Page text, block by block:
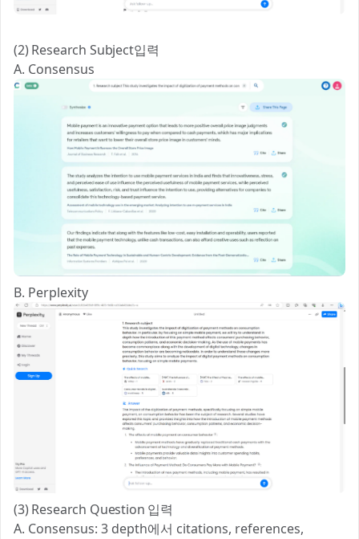
(2) Research Subject입력
A. Consensus
B. Perplexity
(3) Research Question 입력
A. Consensus: 3 depth에서 citations, references,